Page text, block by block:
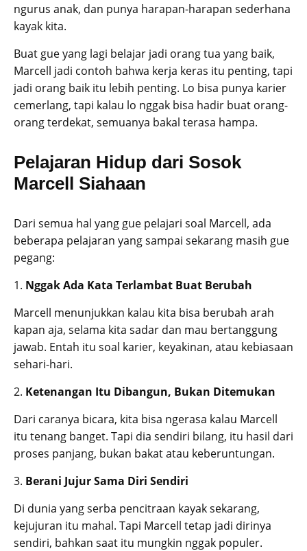
ngurus anak, dan punya harapan-harapan sederhana
kayak kita.
Buat gue yang lagi belajar jadi orang tua yang baik,
Marcell jadi contoh bahwa kerja keras itu penting, tapi
jadi orang baik itu lebih penting. Lo bisa punya karier
cemerlang, tapi kalau lo nggak bisa hadir buat orang-
orang terdekat, semuanya bakal terasa hampa.
Pelajaran Hidup dari Sosok
Marcell Siahaan
Dari semua hal yang gue pelajari soal Marcell, ada
beberapa pelajaran yang sampai sekarang masih gue
pegang:
1. Nggak Ada Kata Terlambat Buat Berubah
Marcell menunjukkan kalau kita bisa berubah arah
kapan aja, selama kita sadar dan mau bertanggung
jawab. Entah itu soal karier, keyakinan, atau kebiasaan
sehari-hari.
2. Ketenangan Itu Dibangun, Bukan Ditemukan
Dari caranya bicara, kita bisa ngerasa kalau Marcell
itu tenang banget. Tapi dia sendiri bilang, itu hasil dari
proses panjang, bukan bakat atau keberuntungan.
3. Berani Jujur Sama Diri Sendiri
Di dunia yang serba pencitraan kayak sekarang,
kejujuran itu mahal. Tapi Marcell tetap jadi dirinya
sendiri, bahkan saat itu mungkin nggak populer.